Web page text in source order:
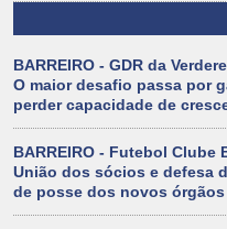
BARREIRO - GDR da
O maior desafio passa por
perder capacidade de
BARREIRO - Futebol Clube
União dos sócios e defesa
de posse dos novos